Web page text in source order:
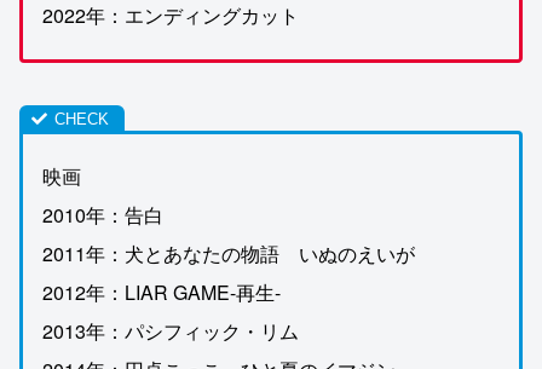
2022年：エンディングカット
映画
2010年：告白
2011年：犬とあなたの物語 いぬのえいが
2012年：LIAR GAME-再生-
2013年：パシフィック・リム